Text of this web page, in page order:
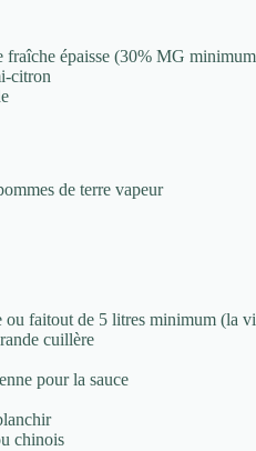
fraîche épaisse (30% MG
citron
de terre vapeur
ou faitout de 5 litres minimum (la
cuillère
pour la sauce
chinois